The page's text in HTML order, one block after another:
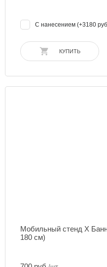
С нанесением (+3180
КУПИТЬ
Мобильный стенд Х
180 см)